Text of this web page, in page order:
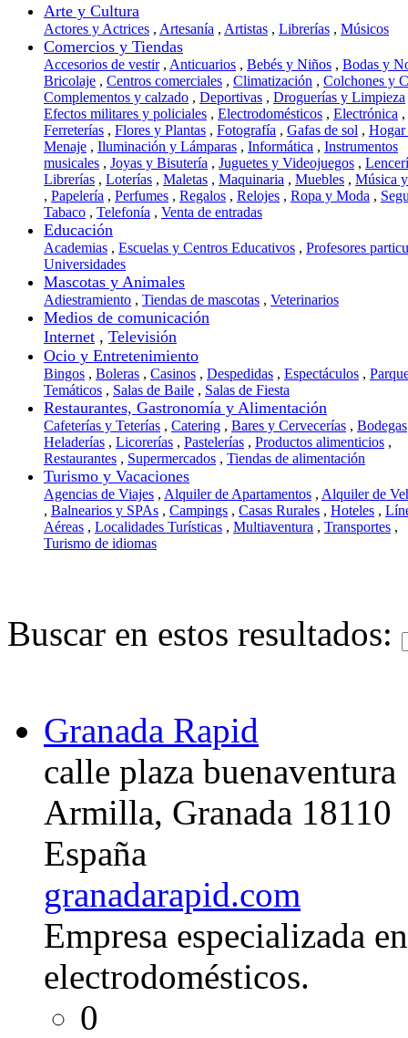
Arte y Cultura
Actores y Actrices , Artesanía , Artistas , Librerías , Músicos
Comercios y Tiendas
Accesorios de vestir, Anticuarios , Bebés y Niños , Bodas y
Bricolaje , Centros comerciales , Climatización , Colchones y
Complementos y calzado , Deportivas , Droguerías y Limpieza
Efectos militares y policiales , Electrodomésticos , Electrónica ,
Ferreterías , Flores y Plantas , Fotografía , Gafas de sol ,
Menaje , Iluminación y Lámparas , Informática , Instrumentos
musicales , Joyas y Bisutería , Juguetes y Videojuegos ,
Librerías , Loterías , Maletas , Maquinaria , Muebles , Música
, Papelería , Perfumes , Regalos , Relojes , Ropa y Moda ,
Tabaco , Telefonía , Venta de entradas
Educación
Academias , Escuelas y Centros Educativos , Profesores
Universidades
Mascotas y Animales
Adiestramiento , Tiendas de mascotas , Veterinarios
Medios de comunicación
Internet , Televisión
Ocio y Entretenimiento
Bingos , Boleras , Casinos , Despedidas , Espectáculos ,
Temáticos , Salas de Baile , Salas de Fiesta
Restaurantes, Gastronomía y Alimentación
Cafeterías y Teterías , Catering , Bares y Cervecerías , Bodegas
Heladerías , Licorerías , Pastelerías , Productos alimenticios ,
Restaurantes , Supermercados , Tiendas de alimentación
Turismo y Vacaciones
Agencias de Viajes , Alquiler de Apartamentos , Alquiler de
, Balnearios y SPAs , Campings , Casas Rurales , Hoteles ,
Aéreas , Localidades Turísticas , Multiaventura , Transportes ,
Turismo de idiomas
Buscar en estos resultados:
Granada Rapid
calle plaza
Armilla, Granada 18110
España
granadarapid.com
Empresa especializada
electrodomésticos.
0